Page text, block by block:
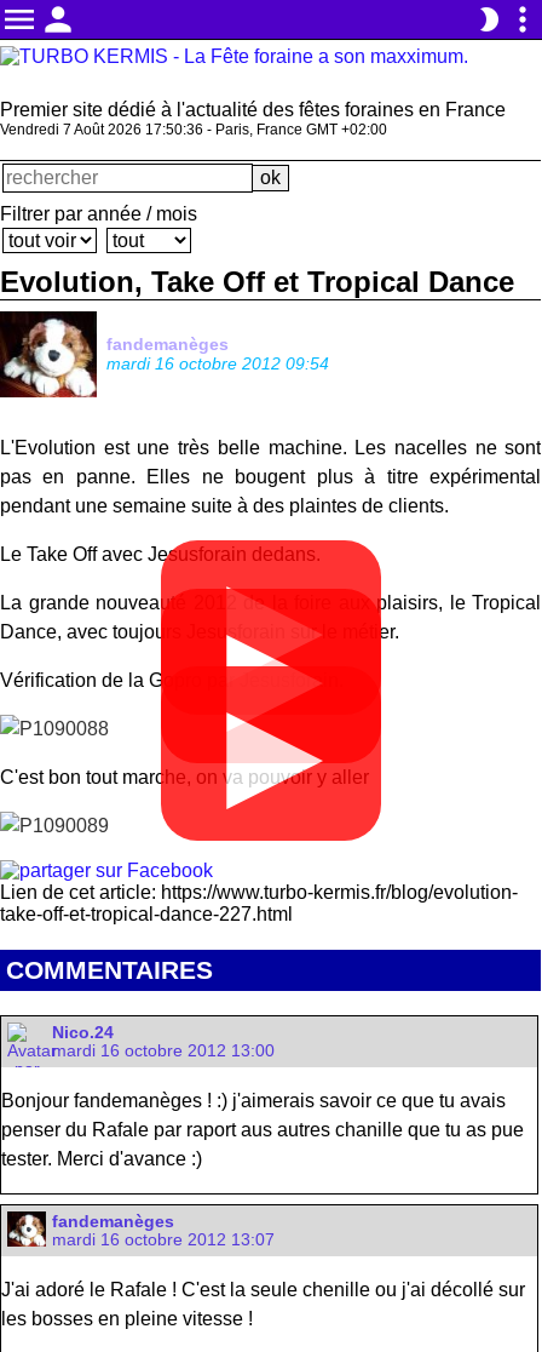
menu person brightness_2 more_vert
Premier site dédié à l'actualité des fêtes foraines en France
Vendredi 7 Août 2026 17:50:37 - Paris, France GMT +02:00
Filtrer par année / mois
Evolution, Take Off et Tropical Dance
fandemanèges
mardi 16 octobre 2012 09:54
L'Evolution est une très belle machine. Les nacelles ne sont
pas en panne. Elles ne bougent plus à titre expérimental
pendant une semaine suite à des plaintes de clients.
▶
Le Take Off avec Jesusforain dedans.
▶
La grande nouveauté 2012 de la foire aux plaisirs, le Tropical
Dance, avec toujours Jesusforain sur le métier.
▶
Vérification de la Gopro par Jesusforain.
C'est bon tout marche, on va pouvoir y aller
Lien de cet article: https://www.turbo-kermis.fr/blog/evolution-
take-off-et-tropical-dance-227.html
COMMENTAIRES
Nico.24
mardi 16 octobre 2012 13:00
Bonjour fandemanèges ! :) j'aimerais savoir ce que tu avais
penser du Rafale par raport aus autres chanille que tu as pue
tester. Merci d'avance :)
fandemanèges
mardi 16 octobre 2012 13:07
J'ai adoré le Rafale ! C'est la seule chenille ou j'ai décollé sur
les bosses en pleine vitesse !